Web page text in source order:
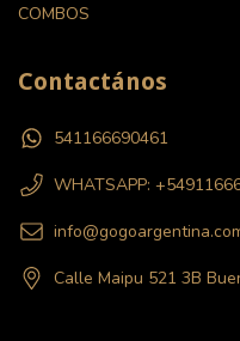
COMBOS
Contactános
541166690461
WHATSAPP:
Calle Maipu 521 3B